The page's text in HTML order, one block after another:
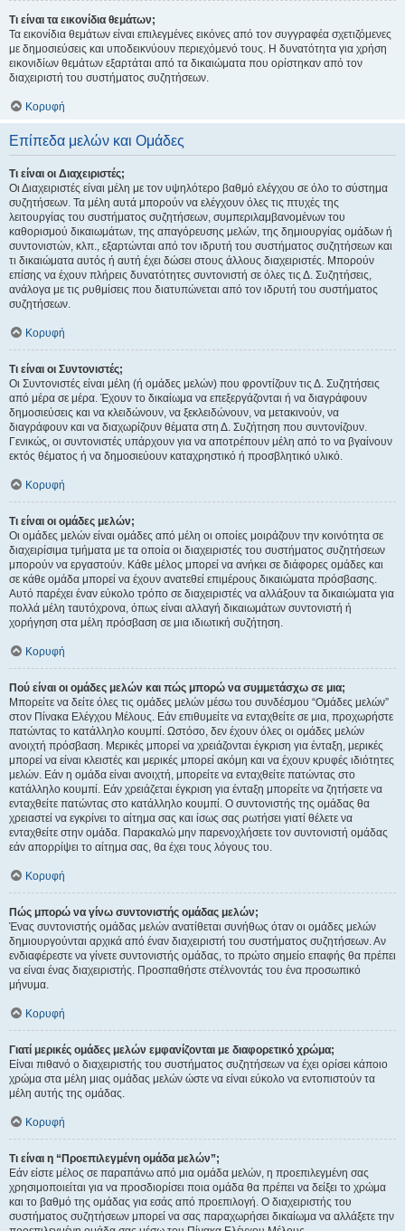
Τι είναι τα εικονίδια θεμάτων;
Τα εικονίδια θεμάτων είναι επιλεγμένες εικόνες από τον συγγραφέα σχετιζόμενες
με δημοσιεύσεις και υποδεικνύουν περιεχόμενό τους. Η δυνατότητα για χρήση
εικονιδίων θεμάτων εξαρτάται από τα δικαιώματα που ορίστηκαν από τον
διαχειριστή του συστήματος συζητήσεων.
Κορυφή
Επίπεδα μελών και Ομάδες
Τι είναι οι Διαχειριστές;
Οι Διαχειριστές είναι μέλη με τον υψηλότερο βαθμό ελέγχου σε όλο το σύστημα
συζητήσεων. Τα μέλη αυτά μπορούν να ελέγχουν όλες τις πτυχές της
λειτουργίας του συστήματος συζητήσεων, συμπεριλαμβανομένων του
καθορισμού δικαιωμάτων, της απαγόρευσης μελών, της δημιουργίας ομάδων ή
συντονιστών, κλπ., εξαρτώνται από τον ιδρυτή του συστήματος συζητήσεων και
τι δικαιώματα αυτός ή αυτή έχει δώσει στους άλλους διαχειριστές. Μπορούν
επίσης να έχουν πλήρεις δυνατότητες συντονιστή σε όλες τις Δ. Συζητήσεις,
ανάλογα με τις ρυθμίσεις που διατυπώνεται από τον ιδρυτή του συστήματος
συζητήσεων.
Κορυφή
Τι είναι οι Συντονιστές;
Οι Συντονιστές είναι μέλη (ή ομάδες μελών) που φροντίζουν τις Δ. Συζητήσεις
από μέρα σε μέρα. Έχουν το δικαίωμα να επεξεργάζονται ή να διαγράφουν
δημοσιεύσεις και να κλειδώνουν, να ξεκλειδώνουν, να μετακινούν, να
διαγράφουν και να διαχωρίζουν θέματα στη Δ. Συζήτηση που συντονίζουν.
Γενικώς, οι συντονιστές υπάρχουν για να αποτρέπουν μέλη από το να βγαίνουν
εκτός θέματος ή να δημοσιεύουν καταχρηστικό ή προσβλητικό υλικό.
Κορυφή
Τι είναι οι ομάδες μελών;
Οι ομάδες μελών είναι ομάδες από μέλη οι οποίες μοιράζουν την κοινότητα σε
διαχειρίσιμα τμήματα με τα οποία οι διαχειριστές του συστήματος συζητήσεων
μπορούν να εργαστούν. Κάθε μέλος μπορεί να ανήκει σε διάφορες ομάδες και
σε κάθε ομάδα μπορεί να έχουν ανατεθεί επιμέρους δικαιώματα πρόσβασης.
Αυτό παρέχει έναν εύκολο τρόπο σε διαχειριστές να αλλάξουν τα δικαιώματα για
πολλά μέλη ταυτόχρονα, όπως είναι αλλαγή δικαιωμάτων συντονιστή ή
χορήγηση στα μέλη πρόσβαση σε μια ιδιωτική συζήτηση.
Κορυφή
Πού είναι οι ομάδες μελών και πώς μπορώ να συμμετάσχω σε μια;
Μπορείτε να δείτε όλες τις ομάδες μελών μέσω του συνδέσμου “Ομάδες μελών”
στον Πίνακα Ελέγχου Μέλους. Εάν επιθυμείτε να ενταχθείτε σε μια, προχωρήστε
πατώντας το κατάλληλο κουμπί. Ωστόσο, δεν έχουν όλες οι ομάδες μελών
ανοιχτή πρόσβαση. Μερικές μπορεί να χρειάζονται έγκριση για ένταξη, μερικές
μπορεί να είναι κλειστές και μερικές μπορεί ακόμη και να έχουν κρυφές ιδιότητες
μελών. Εάν η ομάδα είναι ανοιχτή, μπορείτε να ενταχθείτε πατώντας στο
κατάλληλο κουμπί. Εάν χρειάζεται έγκριση για ένταξη μπορείτε να ζητήσετε να
ενταχθείτε πατώντας στο κατάλληλο κουμπί. Ο συντονιστής της ομάδας θα
χρειαστεί να εγκρίνει το αίτημα σας και ίσως σας ρωτήσει γιατί θέλετε να
ενταχθείτε στην ομάδα. Παρακαλώ μην παρενοχλήσετε τον συντονιστή ομάδας
εάν απορρίψει το αίτημα σας, θα έχει τους λόγους του.
Κορυφή
Πώς μπορώ να γίνω συντονιστής ομάδας μελών;
Ένας συντονιστής ομάδας μελών ανατίθεται συνήθως όταν οι ομάδες μελών
δημιουργούνται αρχικά από έναν διαχειριστή του συστήματος συζητήσεων. Αν
ενδιαφέρεστε να γίνετε συντονιστής ομάδας, το πρώτο σημείο επαφής θα πρέπει
να είναι ένας διαχειριστής. Προσπαθήστε στέλνοντάς του ένα προσωπικό
μήνυμα.
Κορυφή
Γιατί μερικές ομάδες μελών εμφανίζονται με διαφορετικό χρώμα;
Είναι πιθανό ο διαχειριστής του συστήματος συζητήσεων να έχει ορίσει κάποιο
χρώμα στα μέλη μιας ομάδας μελών ώστε να είναι εύκολο να εντοπιστούν τα
μέλη αυτής της ομάδας.
Κορυφή
Τι είναι η “Προεπιλεγμένη ομάδα μελών”;
Εάν είστε μέλος σε παραπάνω από μια ομάδα μελών, η προεπιλεγμένη σας
χρησιμοποιείται για να προσδιορίσει ποια ομάδα θα πρέπει να δείξει το χρώμα
και το βαθμό της ομάδας για εσάς από προεπιλογή. Ο διαχειριστής του
συστήματος συζητήσεων μπορεί να σας παραχωρήσει δικαίωμα να αλλάξετε την